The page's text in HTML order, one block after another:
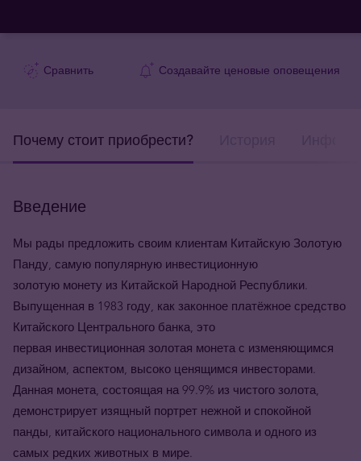
Сравнить Создавайте ценовые оповещения
Почему стоит приобрести?
Введение
Мы рады предложить своим клиентам Китайскую Золотую
Панду, самую популярную инвестиционную
золотую монету из Китайской Народной Республики.
Выпущенная в 1983 году, как законное платёжное средство
Китайского Центрального банка, это
первая инвестиционная золотая монета с изменяющимся
дизайном, аспектом, высоко ценящимся инвесторами.
Данная монета, состоящая на 99.9% из чистого золота,
демонстрирует изящный портрет нежной и спокойной
панды, китайского национального символа и одного из
самых редких животных в мире.